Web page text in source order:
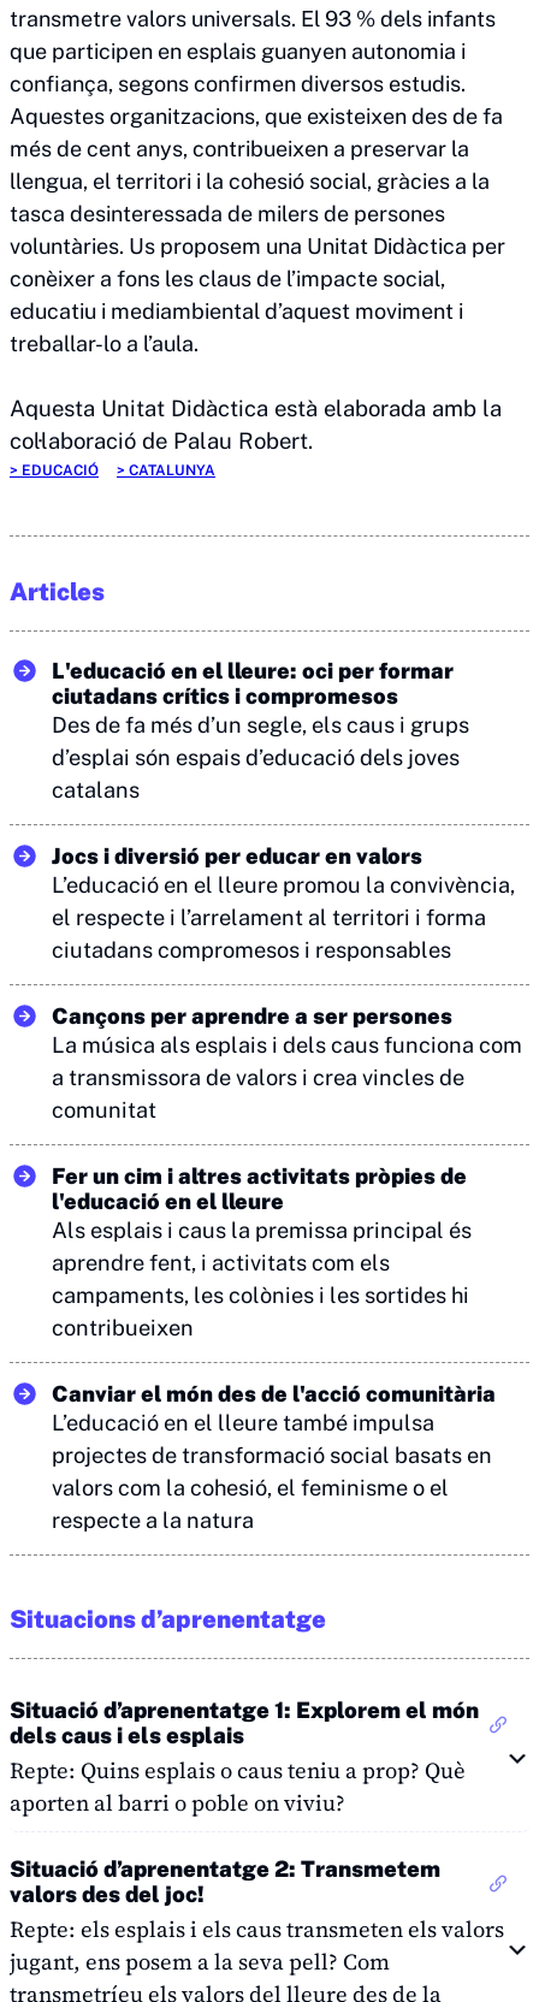
transmetre valors universals. El 93 % dels infants
que participen en esplais guanyen autonomia i
confiança, segons confirmen diversos estudis.
Aquestes organitzacions, que existeixen des de fa
més de cent anys, contribueixen a preservar la
llengua, el territori i la cohesió social, gràcies a la
tasca desinteressada de milers de persones
voluntàries. Us proposem una Unitat Didàctica per
conèixer a fons les claus de l’impacte social,
educatiu i mediambiental d’aquest moviment i
treballar-lo a l’aula.
Aquesta Unitat Didàctica està elaborada amb la
col·laboració de Palau Robert.
EDUCACIÓ CATALUNYA
Articles
L'educació en el lleure: oci per formar
ciutadans crítics i compromesos
Des de fa més d’un segle, els caus i grups
d’esplai són espais d’educació dels joves
catalans
Jocs i diversió per educar en valors
L’educació en el lleure promou la convivència,
el respecte i l’arrelament al territori i forma
ciutadans compromesos i responsables
Cançons per aprendre a ser persones
La música als esplais i dels caus funciona com
a transmissora de valors i crea vincles de
comunitat
Fer un cim i altres activitats pròpies de
l'educació en el lleure
Als esplais i caus la premissa principal és
aprendre fent, i activitats com els
campaments, les colònies i les sortides hi
contribueixen
Canviar el món des de l'acció comunitària
L’educació en el lleure també impulsa
projectes de transformació social basats en
valors com la cohesió, el feminisme o el
respecte a la natura
Situacions d’aprenentatge
Situació d’aprenentatge 1: Explorem el món
dels caus i els esplais
Repte: Quins esplais o caus teniu a prop? Què
aporten al barri o poble on viviu?
Situació d’aprenentatge 2: Transmetem
valors des del joc!
Repte: els esplais i els caus transmeten els valors
jugant, ens posem a la seva pell? Com
transmetríeu els valors del lleure des de la